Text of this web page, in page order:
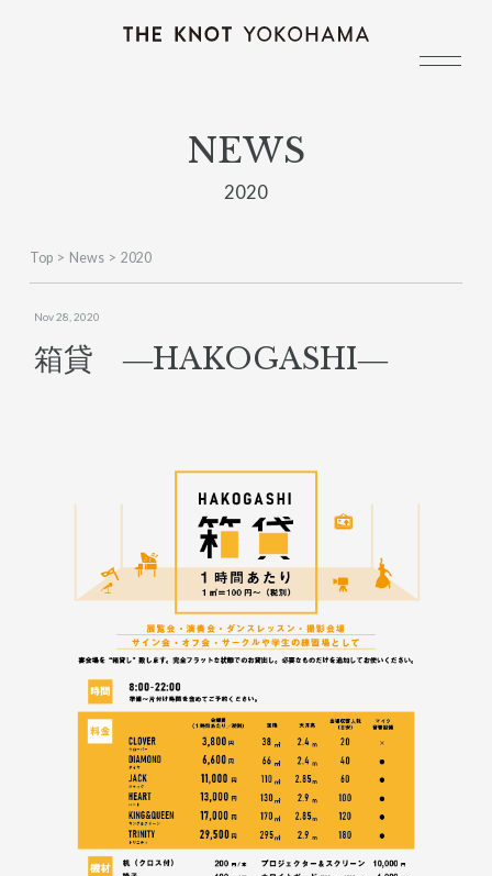
NEWS
2020
Top News 2020
箱貸 ―HAKOGASHI―
Nov 28, 2020